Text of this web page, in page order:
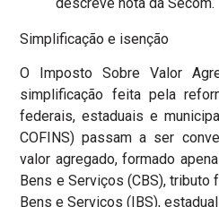
Simplificação e isenção
O Imposto Sobre Valor
simplificação feita pela
federais, estaduais e
COFINS) passam a ser
valor agregado, formado
Bens e Serviços (CBS),
Bens e Serviços (IBS),